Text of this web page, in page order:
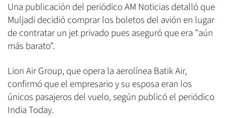
Una publicación del periódico AM Noticias detalló que
Muljadi decidió comprar los boletos del avión en lugar
de contratar un jet privado pues aseguró que era "aún
más barato".
Lion Air Group, que opera la aerolínea Batik Air,
confirmó que el empresario y su esposa eran los
únicos pasajeros del vuelo, según publicó el periódico
India Today.